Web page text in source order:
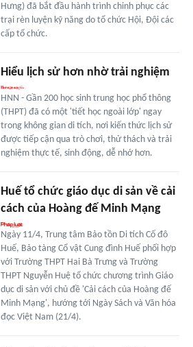
Hưng) đã bắt đầu hành trình chinh phục các
trại rèn luyện kỹ năng do tổ chức Hội, Đội các
cấp tổ chức.
Hiểu lịch sử hơn nhờ trải nghiệm
HNN - Gần 200 học sinh trung học phổ thông
(THPT) đã có một 'tiết học ngoài lớp' ngay
trong không gian di tích, nơi kiến thức lịch sử
được tiếp cận qua trò chơi, thử thách và trải
nghiệm thực tế, sinh động, dễ nhớ hơn.
Huế tổ chức giáo dục di sản về cải
cách của Hoàng đế Minh Mạng
Ngày 11/4, Trung tâm Bảo tồn Di tích Cố đô
Huế, Bảo tàng Cổ vật Cung đình Huế phối hợp
với Trường THPT Hai Bà Trưng và Trường
THPT Nguyễn Huệ tổ chức chương trình Giáo
dục di sản với chủ đề 'Cải cách của Hoàng đế
Minh Mạng', hướng tới Ngày Sách và Văn hóa
đọc Việt Nam (21/4).